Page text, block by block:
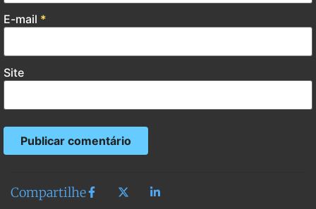
E-mail *
Site
Compartilhe